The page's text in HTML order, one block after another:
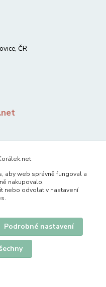
ČR
aby web správně fungoval a
nakupovalo.
nebo odvolat v nastavení
Podrobné nastavení